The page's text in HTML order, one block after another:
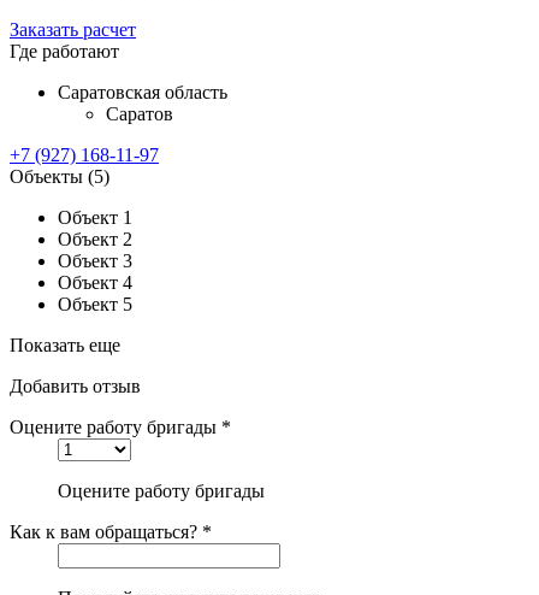
Заказать расчет
Где работают
Саратовская область
Саратов
+7 (927) 168-11-97
Объекты (5)
Объект 1
Объект 2
Объект 3
Объект 4
Объект 5
Показать еще
Добавить отзыв
Оцените работу бригады *
Оцените работу бригады
Как к вам обращаться? *